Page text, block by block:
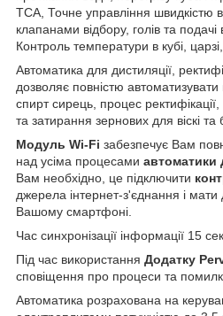
ТСА, Точне управління швидкістю
клапанами відбору, голів та
Контроль температури в кубі,
Автоматика для дистиляції,
дозволяє повністю
спирт сирець, процес
та затирання зернових для віскі та
Модуль Wi-Fi забезпечує Вам
над усіма процесами автоматики
Вам необхідно, це підключити
джерела інтернет-з'єднання і
Вашому смартфоні.
Час синхронізації інформації 15
Під час використання Додатку
сповіщення про процеси та
Автоматика розрахована на